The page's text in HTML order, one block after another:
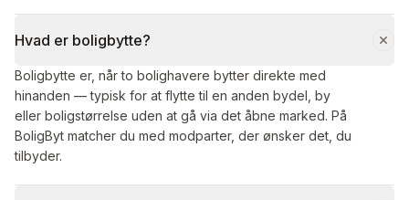
Hvad er boligbytte?
Boligbytte er, når to bolighavere bytter direkte med
hinanden — typisk for at flytte til en anden bydel, by
eller boligstørrelse uden at gå via det åbne marked. På
BoligByt matcher du med modparter, der ønsker det, du
tilbyder.